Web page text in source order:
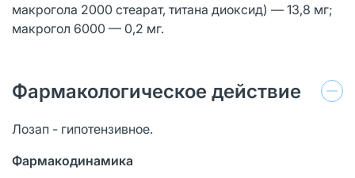
макрогола 2000 стеарат, титана диоксид) — 13,8 мг;
макрогол 6000 — 0,2 мг.
Фармакологическое действие
Лозап - гипотензивное.
Фармакодинамика